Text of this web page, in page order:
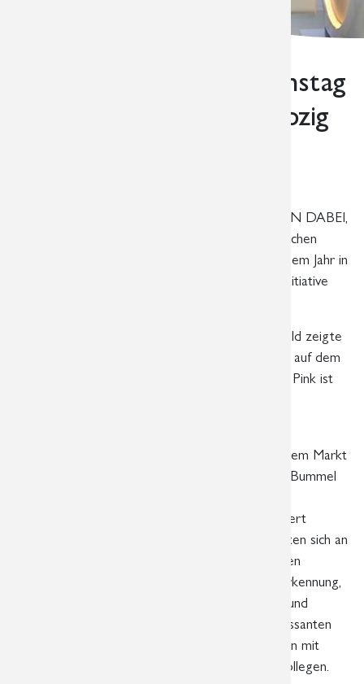
ICH BIN DABEI! Aktionstag
gegen Brustkrebs in Leipzig
Zum zweiten Mal fand die Veranstaltung ICH BIN DABEI,
organsiert unter der Schirmherrschaft der Deutschen
Gesellschaft für Senologie in Leipzig statt, in diesem Jahr in
Kombination mit dem PINK SHOE DAY, einer Initiative
Ein buntes, sonniges – vor allem aber pinkes – Bild zeigte
sich am Samstag, den 14.09.2019 den Leipzigern auf dem
Marktplatz und vor der Oper am Augustusplatz. Pink ist
Ein buntes und interessiertes Publikum war auf dem Markt
unterwegs, viele davon sicher ganz zufällig beim Bummel
Bühnenprogramm, wunderbar locker und engagiert
moderiert von Bärbel Schäfer. Andere informierten sich an
den einzelnen Ständen verteilt über den gesamten
Marktplatz über das Thema Brustkrebs, seine Erkennung,
die Behandlungsmöglichkeiten, Heilungschancen und
Präventionsmaßnahmen. Dabei kam es zu interessanten
und zeitweise auch sehr berührenden Gesprächen mit
Betroffenen, Angehörigen, Interessierten und Kollegen.